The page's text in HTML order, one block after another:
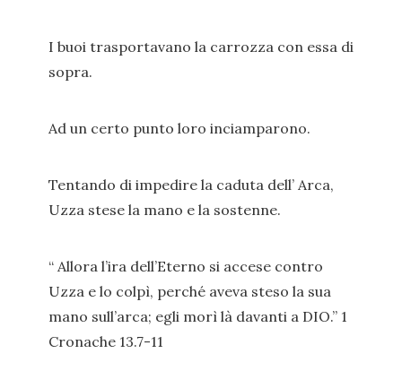
I buoi trasportavano la carrozza con essa di
sopra.
Ad un certo punto loro inciamparono.
Tentando di impedire la caduta dell’ Arca,
Uzza stese la mano e la sostenne.
“ Allora l’ira dell’Eterno si accese contro
Uzza e lo colpì, perché aveva steso la sua
mano sull’arca; egli morì là davanti a DIO.” 1
Cronache 13.7-11